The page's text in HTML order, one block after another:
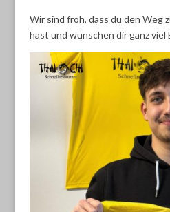
Wir sind froh, dass du den Weg
hast und wünschen dir ganz viel